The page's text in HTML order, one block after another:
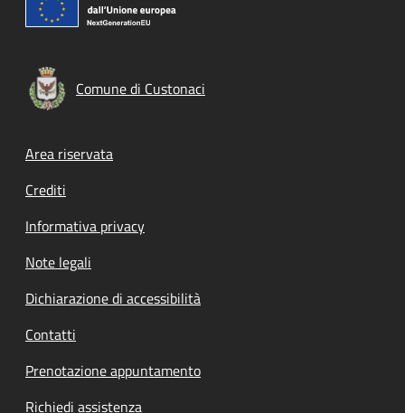
Comune di Custonaci
Footer menu
Area riservata
Crediti
Informativa privacy
Note legali
Dichiarazione di accessibilità
Contatti
Prenotazione appuntamento
Richiedi assistenza